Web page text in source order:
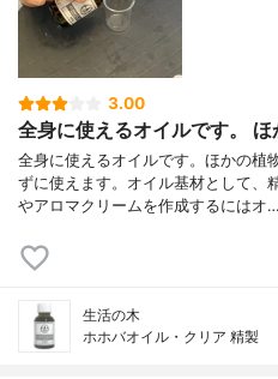
3.00
全身に使えるオイルです。
全身に使えるオイルです。ほかの植
ずに使えます。オイル基材として、
やアロマクリームを作成するにはオ…
生活の木
ホホバオイル・クリア 精製